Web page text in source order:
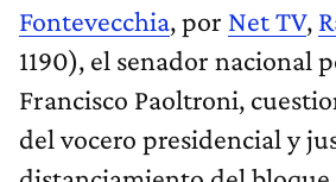
Fontevecchia, por Net TV,
1190), el senador nacional
Francisco Paoltroni,
del vocero presidencial y